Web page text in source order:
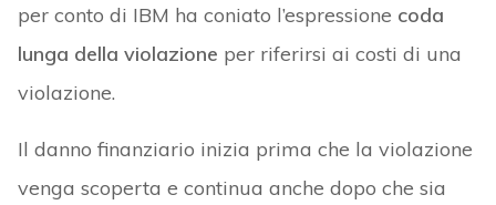
per conto di IBM ha coniato l’espressione coda
lunga della violazione per riferirsi ai costi di una
violazione.
Il danno finanziario inizia prima che la violazione
venga scoperta e continua anche dopo che sia